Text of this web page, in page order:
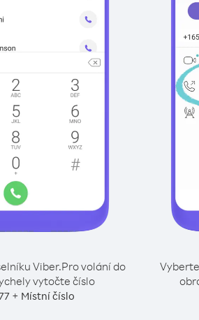
Viber.Pro volání do
vytočte číslo
+ Místní číslo